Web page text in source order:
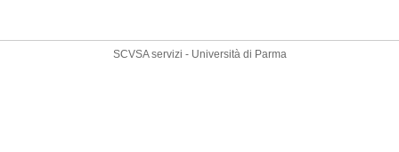
SCVSA servizi - Università di Parma